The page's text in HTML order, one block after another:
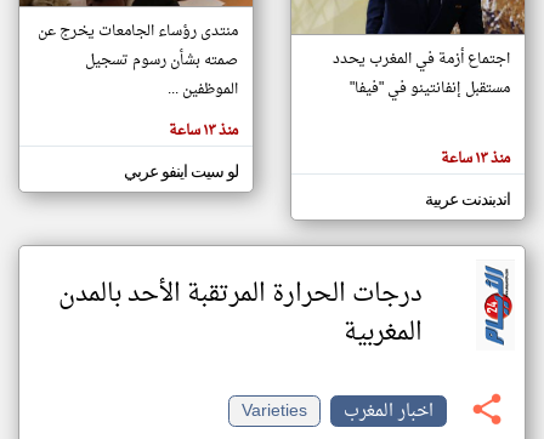
تغيير الدولة
مصادر الأخبار من المغرب
اخبار المغرب على مدار الساعة
أهم اخبار المغرب العاجلة والمباشرة
هنا عن
وجهة
كاتبيها.
اجتماع أزمة في المغرب يحدد
مستقبل إنفانتينو في "فيفا"
منذ ١٣ ساعة
اندبندنت عربية
منتدى رؤساء الجامعات يخرج عن
صمته بشأن رسوم تسجيل
الموظفين ...
منذ ١٣ ساعة
لو سيت اينفو عربي
درجات الحرارة المرتقبة الأحد بالمدن
المغربية
اخبار المغرب
Varieties
klyoum.com